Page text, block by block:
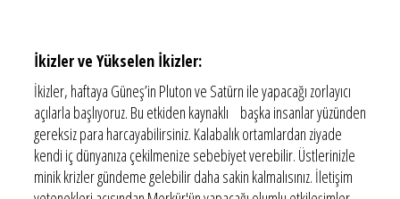
İkizler ve Yükselen İkizler:
İkizler, haftaya Güneş’in Pluton ve Satürn ile yapacağı zorlayıcı
açılarla başlıyoruz. Bu etkiden kaynaklı başka insanlar yüzünden
gereksiz para harcayabilirsiniz. Kalabalık ortamlardan ziyade
kendi iç dünyanıza çekilmenize sebebiyet verebilir. Üstlerinizle
minik krizler gündeme gelebilir daha sakin kalmalısınız. İletişim